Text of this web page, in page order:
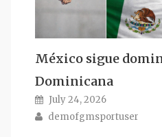
México sigue
Dominicana
Posted on
July 24, 2026
Author
demofgmsportuser